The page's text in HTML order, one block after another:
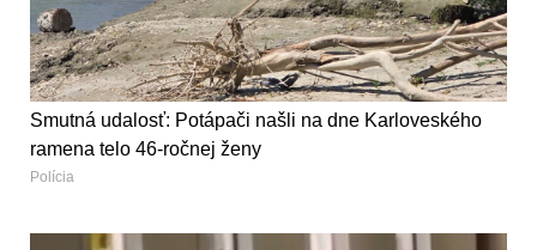
Smutná udalosť: Potápači našli na dne Karloveského
ramena telo 46-ročnej ženy
Polícia